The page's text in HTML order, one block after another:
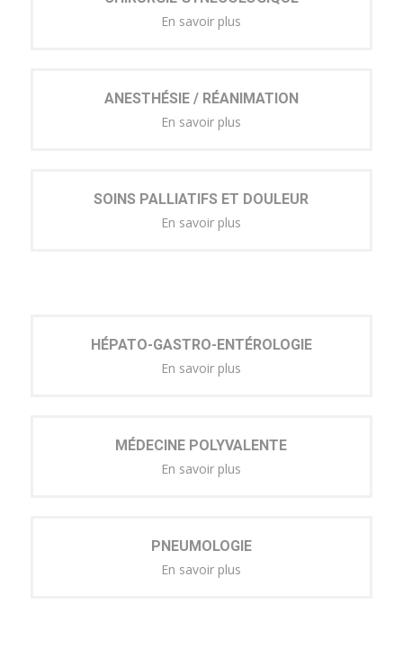
En savoir plus
ANESTHÉSIE / RÉANIMATION
En savoir plus
SOINS PALLIATIFS ET DOULEUR
En savoir plus
HÉPATO-GASTRO-ENTÉROLOGIE
En savoir plus
MÉDECINE POLYVALENTE
En savoir plus
PNEUMOLOGIE
En savoir plus